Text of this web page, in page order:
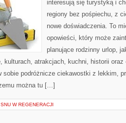
interesują się turystyką i
regiony bez pośpiechu, z
nowe doświadczenia. To
opowieści, który może
planujące rodzinny urlop,
kulturach, atrakcjach, kuchni, historii
sobie podróżnicze ciekawostki z lekkim,
można tu […]
W REGENERACJI